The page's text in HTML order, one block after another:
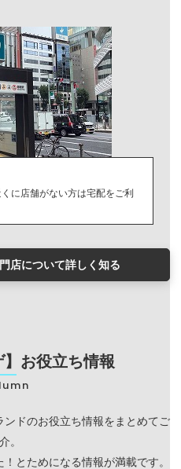
に店舗がない方は宅配をご利
店について詳しく知る
】お役立ち情報
ドのお役立ち情報をまとめてご
。
とためになる情報が満載です。